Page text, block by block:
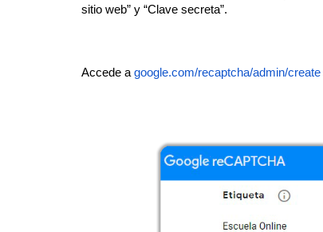
sitio web” y “Clave secreta”.
Accede a google.com/recaptcha/admin/create